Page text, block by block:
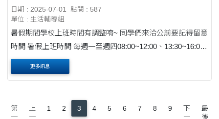
日期 : 2025-07-01
點閱 : 587
單位 : 生活輔導組
暑假期間學校上班時間有調整唷~ 同學們來洽公前要記得留意
時間 暑假上班時間 每週一至週四08:00~12:00、13:30~16:00
每週五各處室皆放假 調整期間：6月30日(一)至8月31日(日)
止，9月1日(一)....
更多訊息
第
一
上
一
1 2 3 4 5 6 7 8 9
下
一
最
後